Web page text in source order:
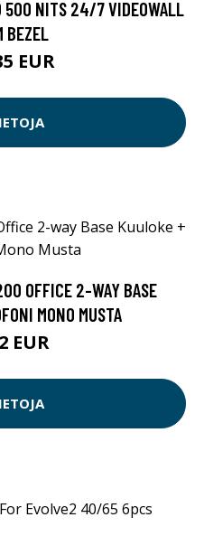
500 NITS 24/7 VIDEOWALL
BEZEL
EUR
OFFICE 2-WAY BASE
MONO MUSTA
EUR